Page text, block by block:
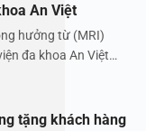
An Việt
hưởng từ (MRI)
đa khoa An Việt
tặng khách hàng